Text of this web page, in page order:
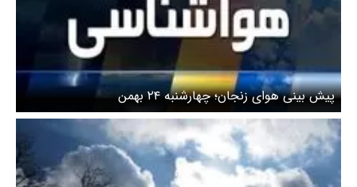
پیش بینی هوای زنجان؛ چهارشنبه ۲۴ بهمن